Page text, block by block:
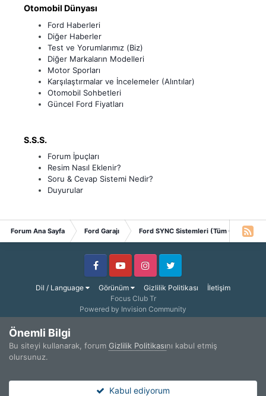
Otomobil Dünyası
Ford Haberleri
Diğer Haberler
Test ve Yorumlarımız (Biz)
Diğer Markaların Modelleri
Motor Sporları
Karşılaştırmalar ve İncelemeler (Alıntılar)
Otomobil Sohbetleri
Güncel Ford Fiyatları
S.S.S.
Forum İpuçları
Resim Nasıl Eklenir?
Soru & Cevap Sistemi Nedir?
Duyurular
Forum Ana Sayfa Ford Garajı Ford SYNC Sistemleri (Tüm OEM)
Dil / Language Görünüm Gizlilik Politikası İletişim
FacebookYoutube InstagramTwitter
Focus Club Tr
Powered by Invision Community
Önemli Bilgi
Bu siteyi kullanarak, forum Gizlilik Politikasını kabul etmiş
olursunuz.
Kabul ediyorum